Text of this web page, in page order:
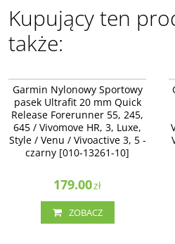
Kupujący ten
także:
Garmin Nylonowy Sportowy
pasek Ultrafit 20 mm Quick
Release Forerunner 55, 245,
645 / Vivomove HR, 3, Luxe,
Style / Venu / Vivoactive 3, 5 -
czarny [010-13261-10]
179.00zł
ZOBACZ